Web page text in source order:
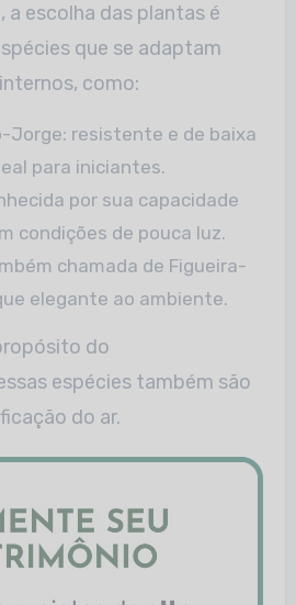
a escolha das plantas é
que se adaptam
como:
Jorge: resistente e de baixa
para iniciantes.
por sua capacidade
condições de pouca luz.
chamada de Figueira-
elegante ao ambiente.
do
espécies também são
do ar.